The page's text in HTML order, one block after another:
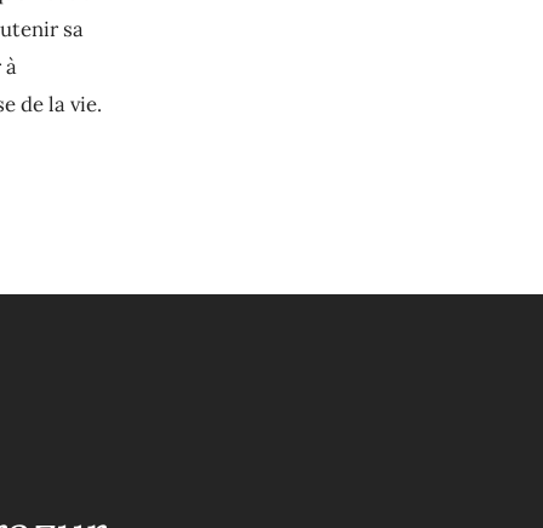
sa
à
de la vie.